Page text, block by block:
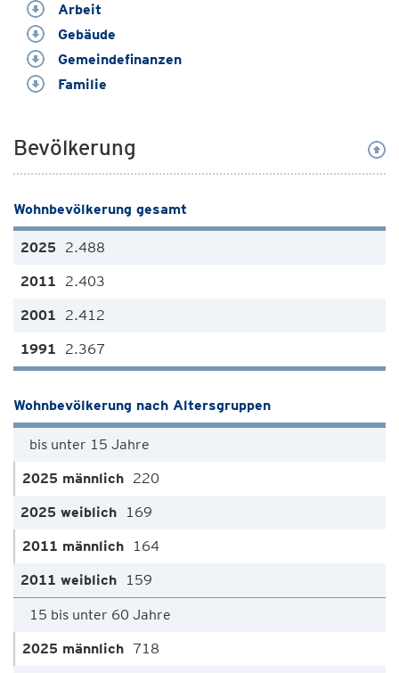
Arbeit
Gebäude
Gemeindefinanzen
Familie
Bevölkerung
Wohnbevölkerung gesamt
2.488
2.403
2.412
2.367
Wohnbevölkerung nach Altersgruppen
bis unter 15 Jahre
220
169
164
159
15 bis unter 60 Jahre
718